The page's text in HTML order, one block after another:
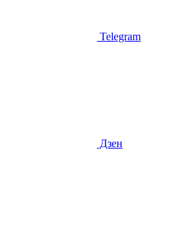
Telegram
Дзен